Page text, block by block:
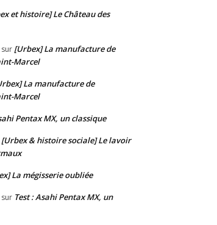
et histoire] Le Château des
sur [Urbex] La manufacture de
Marcel
La manufacture de
Marcel
Pentax MX, un classique
[Urbex & histoire sociale] Le lavoir
La mégisserie oubliée
sur Test : Asahi Pentax MX, un